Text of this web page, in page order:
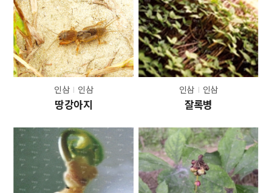
인삼 인삼
땅강아지
인삼 인삼
잘록병